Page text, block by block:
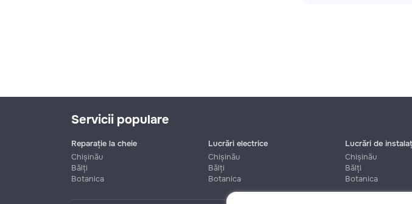
Servicii populare
Reparație la cheie
Chișinău
Bălți
Botanica
Lucrări electrice
Chișinău
Bălți
Botanica
Lucrări de
Chișinău
Bălți
Botanica